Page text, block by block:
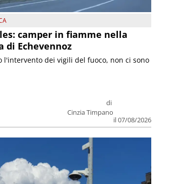
camper in fiamme nella
di Echevennoz
di
Cinzia Timpano
il 07/08/2026
l'intervento dei vigili del fuoco, non ci sono